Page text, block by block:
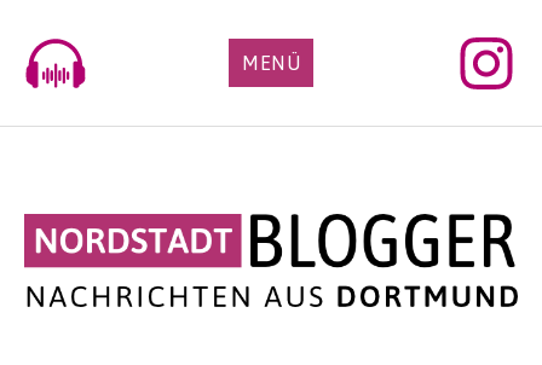
content
MENÜ